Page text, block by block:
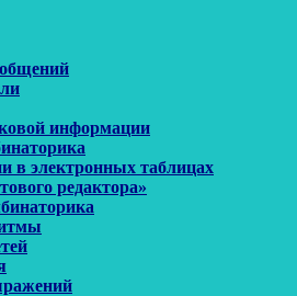
информации
в электронных таблицах
редактора»